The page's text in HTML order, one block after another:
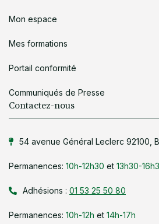
Mon espace
Mes formations
Portail conformité
Communiqués de Presse
Contactez-nous
54 avenue Général Leclerc 92100,
Permanences: 10h-12h30 et 13h30-
Adhésions : 01 53 25 50 80
Permanences: 10h-12h et 14h-17h